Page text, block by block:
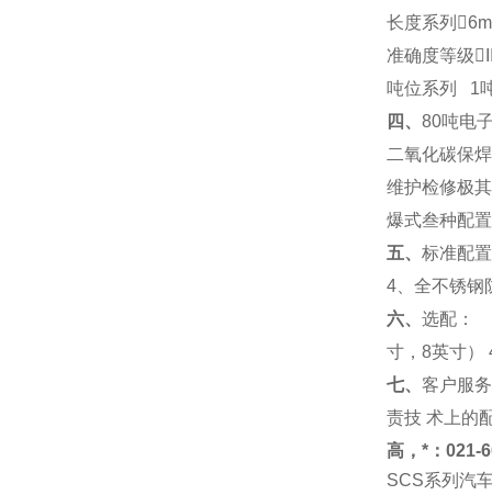
长度系列6m
准确度等级
吨位系列
1
四、 80吨电
二氧化碳保
维护检修极
爆式叁种配置
五、 标准配
4、全不锈钢
六、 选配：
寸， 8英寸）
七、 客户服
责技 术上的
高，*： 021-
SCS系列 汽